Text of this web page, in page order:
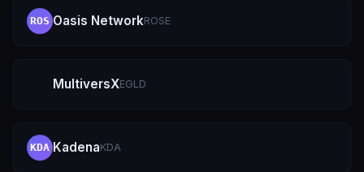
ROS Oasis NetworkROSE
MultiversXEGLD
KDA KadenaKDA